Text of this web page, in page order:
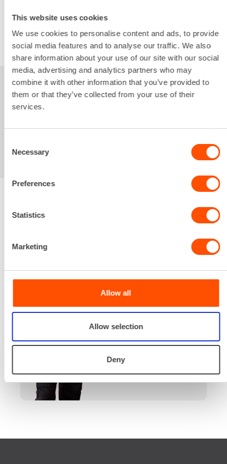
This website uses cookies
We use cookies to personalise content and ads, to provide
social media features and to analyse our traffic. We also
share information about your use of our site with our social
media, advertising and analytics partners who may
combine it with other information that you’ve provided to
them or that they’ve collected from your use of their
services.
Selection
Necessary
Preferences
Statistics
Marketing
Allow all
Allow selection
Deny
VUOKRAA
Sinua saattaisi
kiinnostaa myös
valinnasta projektin
päättymiseen.
SOITA